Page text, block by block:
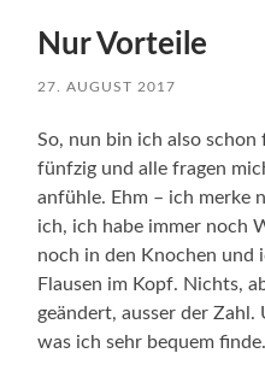
Nur Vorteile
27. AUGUST 2017
So, nun bin ich also schon
fünfzig und alle fragen
anfühle. Ehm – ich merke
ich, ich habe immer noch
noch in den Knochen und
Flausen im Kopf. Nichts,
geändert, ausser der
was ich sehr bequem finde.